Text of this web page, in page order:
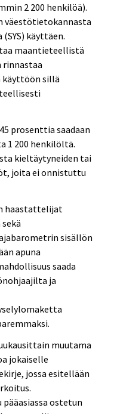
2 200 henkilöä).
väestötietokannasta
käyttäen.
maantieteellistä
rinnastaa
käyttöön sillä
prosenttia saadaan
1 200 henkilöltä.
kieltäytyneiden tai
joita ei onnistuttu
haastattelijat
sisällön
apuna
saada
ja
muutama
jokaiselle
jossa esitellään
ostetun